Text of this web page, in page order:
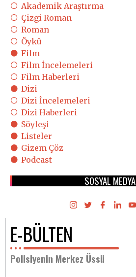
Akademik Araştırma
Çizgi Roman
Roman
Öykü
Film
Film İncelemeleri
Film Haberleri
Dizi
Dizi İncelemeleri
Dizi Haberleri
Söyleşi
Listeler
Gizem Çöz
Podcast
SOSYAL MEDYA
E-BÜLTEN
Polisiyenin Merkez Üssü